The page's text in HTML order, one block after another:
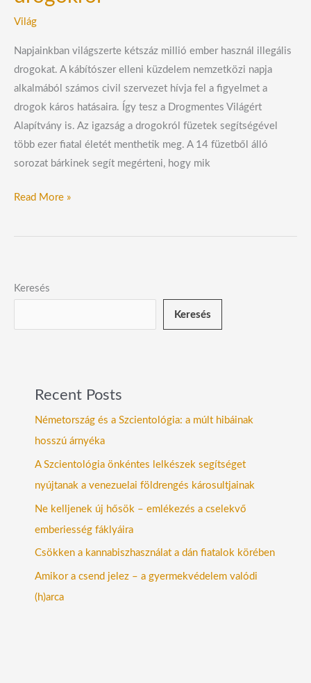
Világ
Napjainkban világszerte kétszáz millió ember használ illegális
drogokat. A kábítószer elleni küzdelem nemzetközi napja
alkalmából számos civil szervezet hívja fel a figyelmet a
drogok káros hatásaira. Így tesz a Drogmentes Világért
Alapítvány is. Az igazság a drogokról füzetek segítségével
több ezer fiatal életét menthetik meg. A 14 füzetből álló
sorozat bárkinek segít megérteni, hogy mik
Read More »
Keresés
Keresés
Recent Posts
Németország és a Szcientológia: a múlt hibáinak
hosszú árnyéka
A Szcientológia önkéntes lelkészek segítséget
nyújtanak a venezuelai földrengés károsultjainak
Ne kelljenek új hősök – emlékezés a cselekvő
emberiesség fáklyáira
Csökken a kannabiszhasználat a dán fiatalok körében
Amikor a csend jelez – a gyermekvédelem valódi
(h)arca